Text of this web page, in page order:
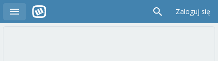
Zaloguj się